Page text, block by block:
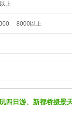
上
8000以上
四日游、新都桥摄景